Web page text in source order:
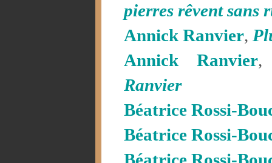
pierres rêvent sans
Annick Ranvier,
Annick Ranvier
Ranvier
Béatrice Rossi-
Béatrice Rossi-